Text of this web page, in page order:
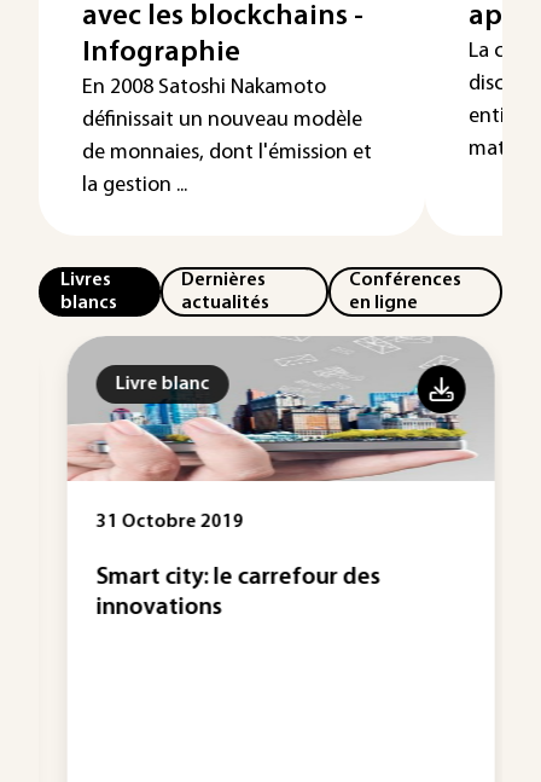
avec les blockchains -
Infographie
En 2008 Satoshi Nakamoto
définissait un nouveau modèle
de monnaies, dont l'émission et
la gestion ...
La
entière
Livres
blancs
Dernières
actualités
Conférences
en ligne
Livre blanc
31 Octobre 2019
Smart city: le carrefour des
innovations